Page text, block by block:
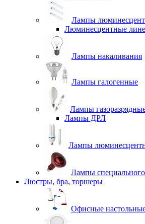
Лампы
Люминесцентные
Лампы накаливания
Лампы галогенные
Лампы
Лампы ДРЛ
Лампы
Лампы
Люстры, бра, торшеры
Офисные